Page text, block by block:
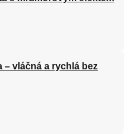
vláčná a rychlá bez